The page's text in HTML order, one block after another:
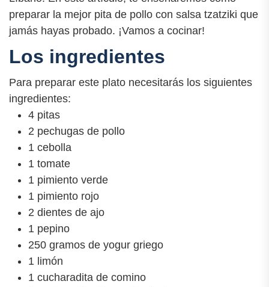
preparar la mejor pita de pollo con salsa tzatziki que
jamás hayas probado. ¡Vamos a cocinar!
Los ingredientes
Para preparar este plato necesitarás los siguientes
ingredientes:
4 pitas
2 pechugas de pollo
1 cebolla
1 tomate
1 pimiento verde
1 pimiento rojo
2 dientes de ajo
1 pepino
250 gramos de yogur griego
1 limón
1 cucharadita de comino